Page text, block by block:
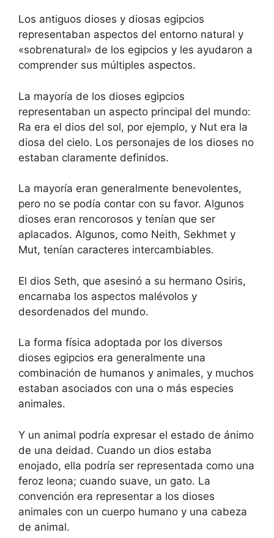
Los antiguos dioses y diosas egipcios
representaban aspectos del entorno natural y
«sobrenatural» de los egipcios y les ayudaron a
comprender sus múltiples aspectos.
La mayoría de los dioses egipcios
representaban un aspecto principal del mundo:
Ra era el dios del sol, por ejemplo, y Nut era la
diosa del cielo. Los personajes de los dioses no
estaban claramente definidos.
La mayoría eran generalmente benevolentes,
pero no se podía contar con su favor. Algunos
dioses eran rencorosos y tenían que ser
aplacados. Algunos, como Neith, Sekhmet y
Mut, tenían caracteres intercambiables.
El dios Seth, que asesinó a su hermano Osiris,
encarnaba los aspectos malévolos y
desordenados del mundo.
La forma física adoptada por los diversos
dioses egipcios era generalmente una
combinación de humanos y animales, y muchos
estaban asociados con una o más especies
animales.
Y un animal podría expresar el estado de ánimo
de una deidad. Cuando un dios estaba
enojado, ella podría ser representada como una
feroz leona; cuando suave, un gato. La
convención era representar a los dioses
animales con un cuerpo humano y una cabeza
de animal.